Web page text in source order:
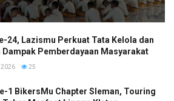
24, Lazismu Perkuat Tata Kelola dan
Dampak Pemberdayaan Masyarakat
2026 25
1 BikersMu Chapter Sleman, Touring